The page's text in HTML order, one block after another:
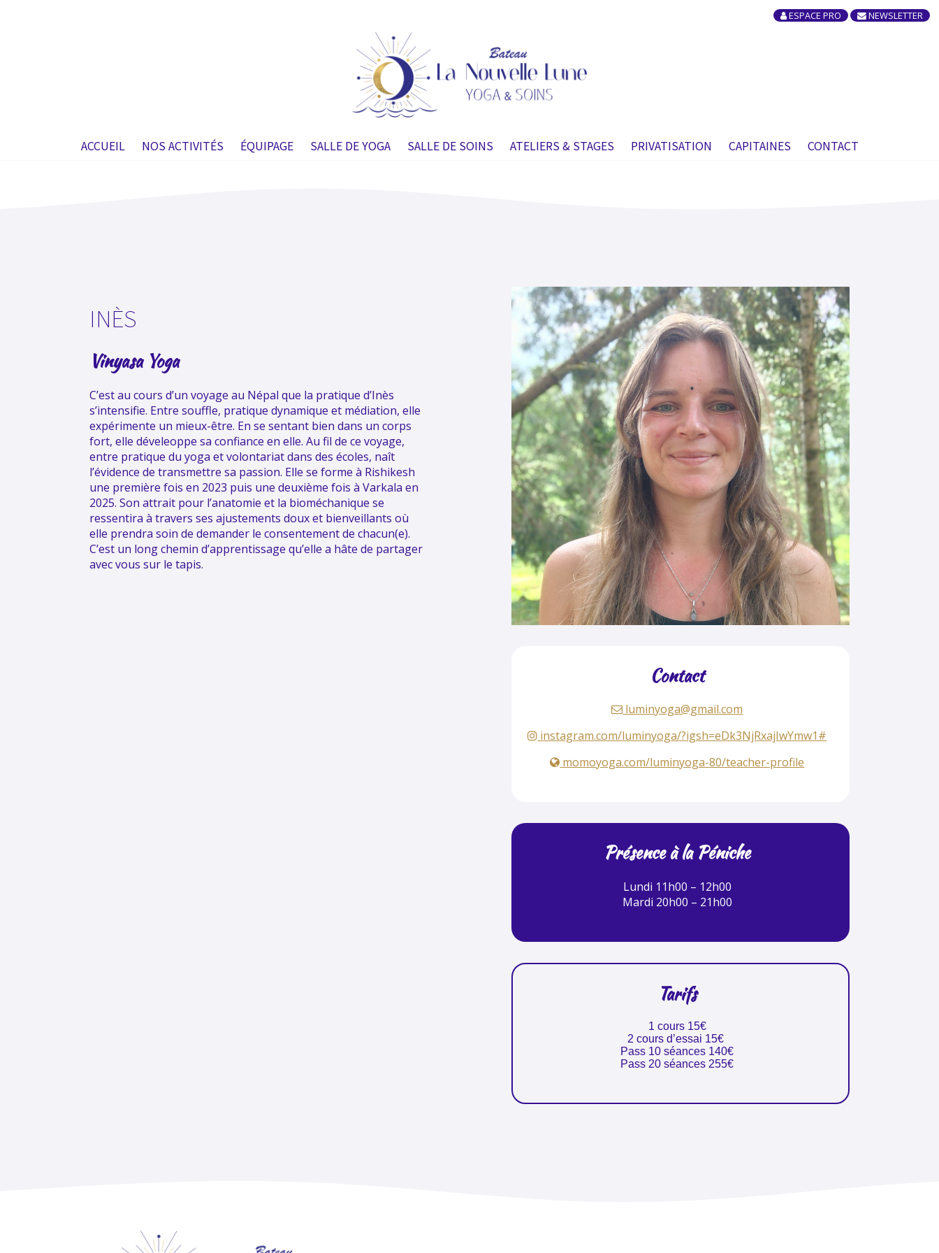
ESPACE PRO NEWSLETTER
ACCUEIL NOS ACTIVITÉS ÉQUIPAGE SALLE DE YOGA SALLE DE SOINS ATELIERS & STAGES PRIVATISATION CAPITAINES CONTACT
×
INÈS
Vinyasa Yoga
C’est au cours d’un voyage au Népal que la pratique d’Inès
s’intensifie. Entre souffle, pratique dynamique et médiation, elle
expérimente un mieux-être. En se sentant bien dans un corps
fort, elle déveleoppe sa confiance en elle. Au fil de ce voyage,
entre pratique du yoga et volontariat dans des écoles, naît
l’évidence de transmettre sa passion. Elle se forme à Rishikesh
une première fois en 2023 puis une deuxième fois à Varkala en
2025. Son attrait pour l’anatomie et la bioméchanique se
ressentira à travers ses ajustements doux et bienveillants où
elle prendra soin de demander le consentement de chacun(e).
C’est un long chemin d’apprentissage qu’elle a hâte de partager
avec vous sur le tapis.
Contact
luminyoga@gmail.com
instagram.com/luminyoga/?igsh=eDk3NjRxajIwYmw1#
momoyoga.com/luminyoga-80/teacher-profile
Présence à la Péniche
Lundi 11h00 – 12h00
Mardi 20h00 – 21h00
Tarifs
1 cours 15€
2 cours d’essai 15€
Pass 10 séances 140€
Pass 20 séances 255€